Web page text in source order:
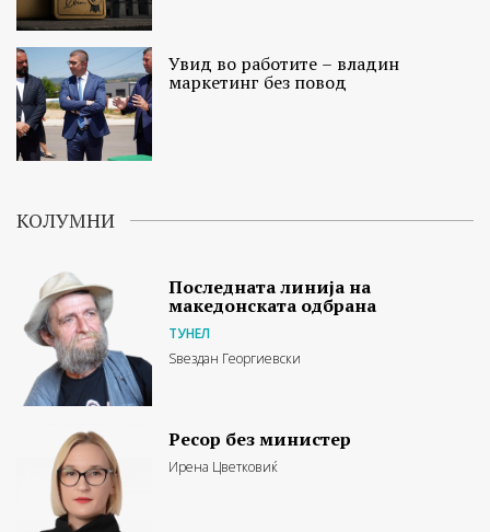
Увид во работите – владин
маркетинг без повод
КОЛУМНИ
Последната линија на
македонската одбрана
ТУНЕЛ
Ѕвездан Георгиевски
Ресор без министер
Ирена Цветковиќ